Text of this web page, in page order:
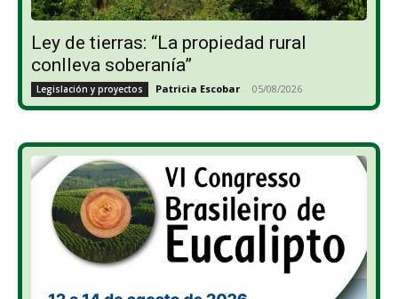
Ley de tierras: “La propiedad rural
conlleva soberanía”
Legislación y proyectos Patricia Escobar - 05/08/2026